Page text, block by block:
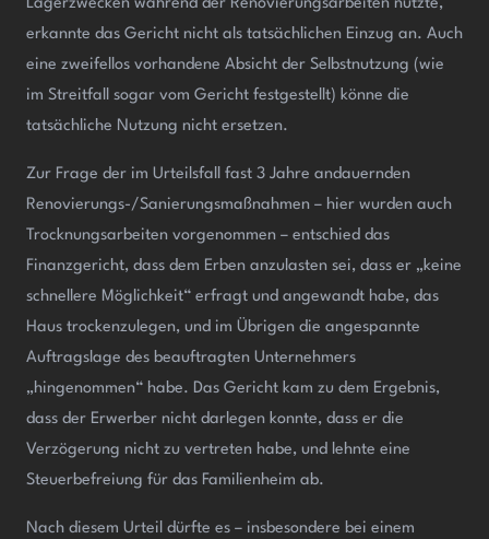
Lagerzwecken während der Renovierungsarbeiten nutzte,
erkannte das Gericht nicht als tatsächlichen Einzug an. Auch
eine zweifellos vorhandene Absicht der Selbstnutzung (wie
im Streitfall sogar vom Gericht festgestellt) könne die
tatsächliche Nutzung nicht ersetzen.
Zur Frage der im Urteilsfall fast 3 Jahre andauernden
Renovierungs-/Sanierungsmaßnahmen – hier wurden auch
Trocknungsarbeiten vorgenommen – entschied das
Finanzgericht, dass dem Erben anzulasten sei, dass er „keine
schnellere Möglichkeit“ erfragt und angewandt habe, das
Haus trockenzulegen, und im Übrigen die angespannte
Auftragslage des beauftragten Unternehmers
„hingenommen“ habe. Das Gericht kam zu dem Ergebnis,
dass der Erwerber nicht darlegen konnte, dass er die
Verzögerung nicht zu vertreten habe, und lehnte eine
Steuerbefreiung für das Familienheim ab.
Nach diesem Urteil dürfte es – insbesondere bei einem